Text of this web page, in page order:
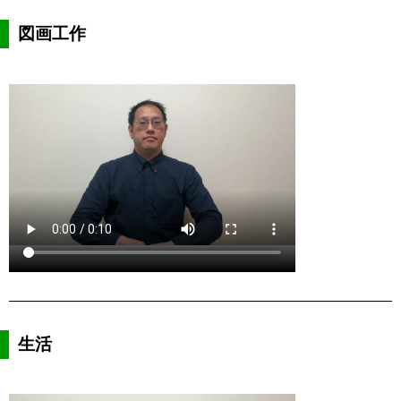
図画工作
生活